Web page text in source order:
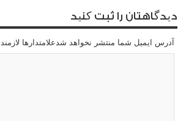
دیدگاهتان را ثبت کنید
آدرس ایمیل شما منتشر نخواهد شدعلامتدارها لازمند